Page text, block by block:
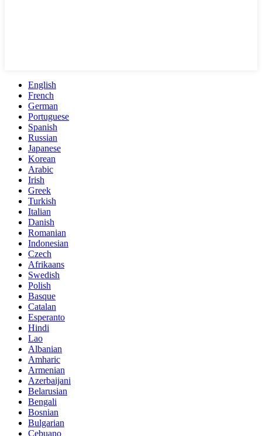
English
French
German
Portuguese
Spanish
Russian
Japanese
Korean
Arabic
Irish
Greek
Turkish
Italian
Danish
Romanian
Indonesian
Czech
Afrikaans
Swedish
Polish
Basque
Catalan
Esperanto
Hindi
Lao
Albanian
Amharic
Armenian
Azerbaijani
Belarusian
Bengali
Bosnian
Bulgarian
Cebuano